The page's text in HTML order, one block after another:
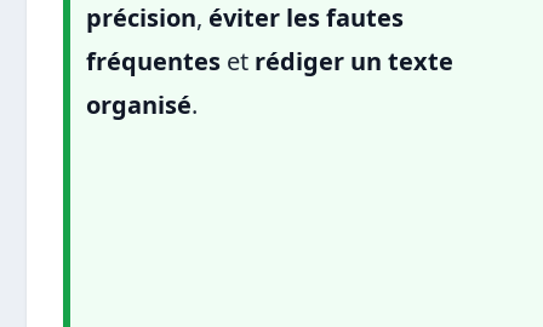
précision, éviter les fautes
fréquentes et rédiger un texte
organisé.